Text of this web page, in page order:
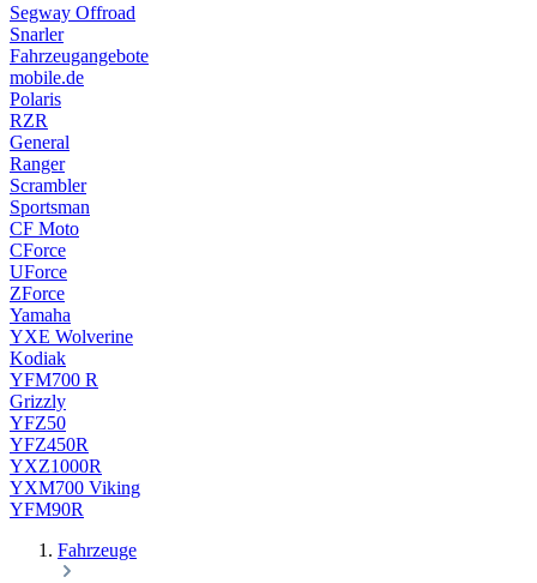
Segway Offroad
Snarler
Fahrzeugangebote
mobile.de
Polaris
RZR
General
Ranger
Scrambler
Sportsman
CF Moto
CForce
UForce
ZForce
Yamaha
YXE Wolverine
Kodiak
YFM700 R
Grizzly
YFZ50
YFZ450R
YXZ1000R
YXM700 Viking
YFM90R
Fahrzeuge